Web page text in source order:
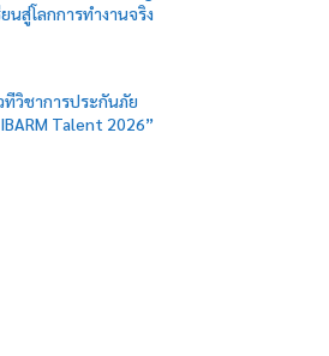
สู่โลกการทำงานจริง
ทีวิชาการประกันภัย
Talent 2026”